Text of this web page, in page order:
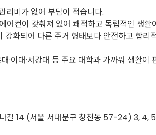
리비가 없어 부담이 적습니다.
어컨이 갖춰져 있어 쾌적하고 독립적인 생활
화되어 다른 주거 형태보다 안전하고 합리
·이대·서강대 등 주요 대학과 가까워 생활이
길 14 (서울 서대문구 창천동 57-24) 3, 4,